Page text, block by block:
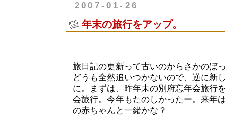
2007-01-26
年末の旅行をアップ。
旅日記の更新って古いのからさかのぼ
どうも全然追いつかないので、逆に新
に。まずは、昨年末の別府忘年会旅行
会旅行。今年もたのしかったー。来年
の赤ちゃんと一緒かな？